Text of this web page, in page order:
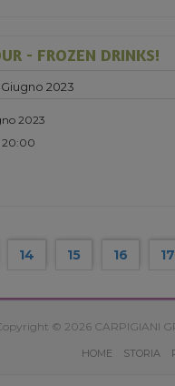
- FROZEN DRINKS!
2023
2023
20:00
14 15 16 17
© 2026 CARPIGIANI
HOME STORIA